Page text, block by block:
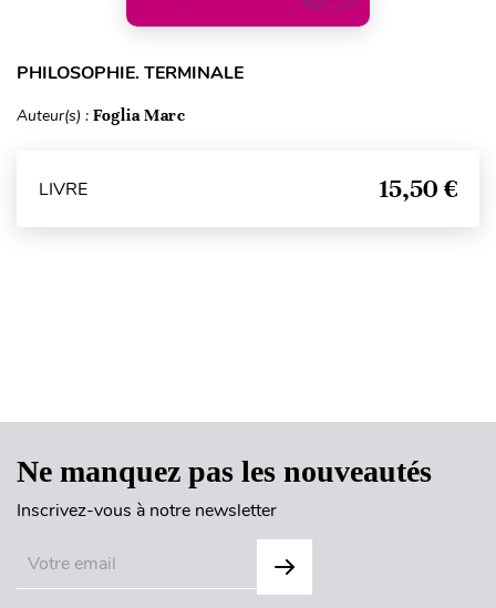
PHILOSOPHIE. TERMINALE
Auteur(s) : Foglia Marc
LIVRE 15,50 €
Ne manquez pas les nouveautés
Inscrivez-vous à notre newsletter